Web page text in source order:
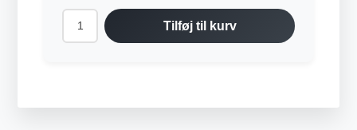
Tilføj til kurv